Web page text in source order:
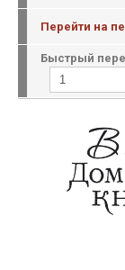
Перейти на
Быстрый